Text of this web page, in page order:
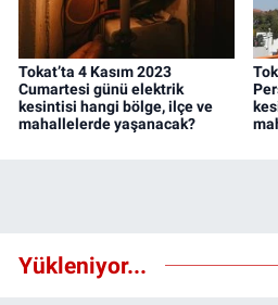
Tokat’ta 4 Kasım 2023
Cumartesi günü elektrik
kesintisi hangi bölge, ilçe ve
mahallelerde yaşanacak?
Yükleniyor...